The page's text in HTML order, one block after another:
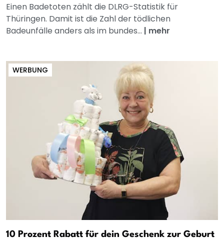
Einen Badetoten zählt die DLRG-Statistik für
Thüringen. Damit ist die Zahl der tödlichen
Badeunfälle anders als im bundes... | mehr
WERBUNG
10 Prozent Rabatt für dein Geschenk zur Geburt